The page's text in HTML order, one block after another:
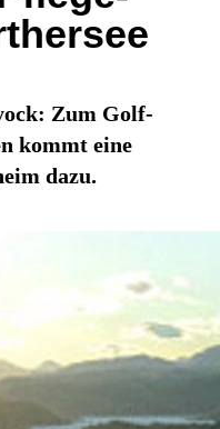
Zum Golf-
kommt eine
dazu.